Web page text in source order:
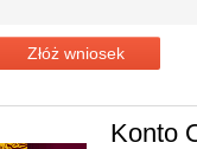
Złóż wniosek
Konto